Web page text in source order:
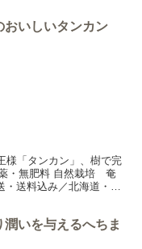
おいしいタンカン
様「タンカン」、樹で完
・無肥料 自然栽培 奄
送料込み／北海道・沖
潤いを与えるへちま